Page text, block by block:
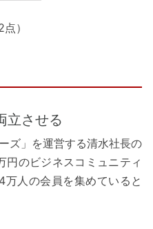
）
立させる
ズ」を運営する清水社長の
円のビジネスコミュニティ
万人の会員を集めていると